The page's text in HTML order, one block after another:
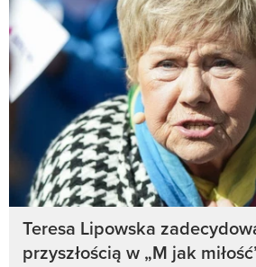
Teresa Lipowska
przyszłością w „M jak